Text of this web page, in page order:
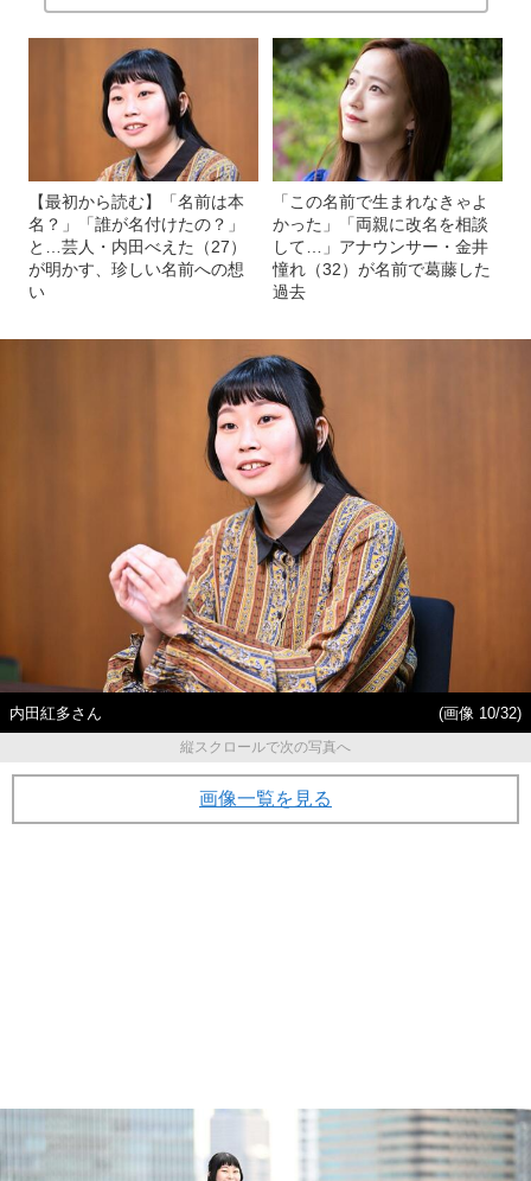
【最初から読む】「名前は本
名？」「誰が名付けたの？」
と…芸人・内田べえた（27）
が明かす、珍しい名前への想
い
「この名前で生まれなきゃよ
かった」「両親に改名を相談
して…」アナウンサー・金井
憧れ（32）が名前で葛藤した
過去
内田紅多さん
(画像 10/32)
縦スクロールで次の写真へ
画像一覧を見る